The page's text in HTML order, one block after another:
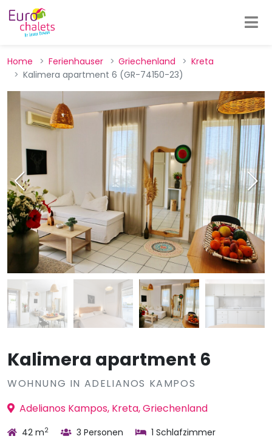
Home Ferienhauser Griechenland
Kreta
Kalimera apartment 6 (GR-74150-23)
Kalimera apartment 6
WOHNUNG IN ADELIANOS KAMPOS
Adelianos Kampos, Kreta, Griechenland
42 m2 3 Personen
1 Schlafzimmer